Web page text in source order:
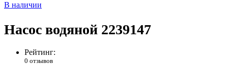
В наличии
Насос водяной 2239147
Рейтинг:
0 отзывов